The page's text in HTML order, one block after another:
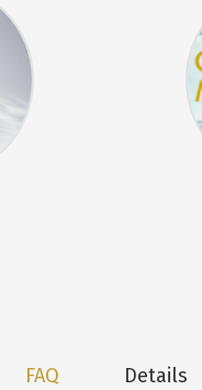
FAQ Details